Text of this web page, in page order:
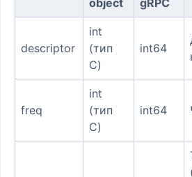
descriptor
int
(тип
C)
int64
freq
int
(тип
C)
int64